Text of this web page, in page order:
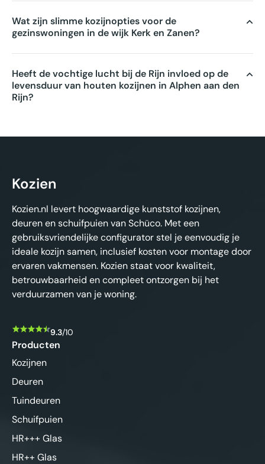
Wat zijn slimme kozijnopties voor de
gezinswoningen in de wijk Kerk en Zanen?
Heeft de vochtige lucht bij de Rijn invloed op de
levensduur van houten kozijnen in Alphen aan den
Rijn?
Kozien
Kozien.nl levert hoogwaardige kunststof kozijnen,
deuren en schuifpuien van Schüco. Met een
gebruiksvriendelijke configurator stel je eenvoudig je
ideale kozijn samen, inclusief kosten voor montage door
ervaren vakmensen. Kozien staat voor kwaliteit,
betrouwbaarheid en compleet ontzorgen bij het
verduurzamen van je woning.
9.3/10
Producten
Kozijnen
Deuren
Tuindeuren
Schuifpuien
HR+++ Glas
HR++ Glas